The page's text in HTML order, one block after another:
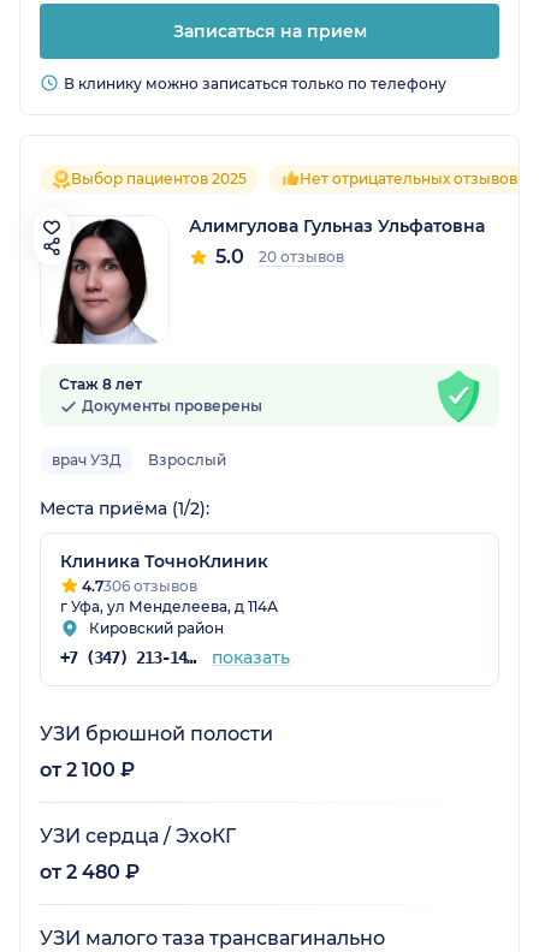
Записаться на прием
В клинику можно записаться только по телефону
Выбор пациентов 2025 Нет отрицательных отзывов
Алимгулова Гульназ Ульфатовна
5.0 20 отзывов
Стаж 8 лет
Документы проверены
врач УЗД Взрослый
Места приёма (1/2):
Клиника ТочноКлиник
4.7306 отзывов
г Уфа, ул Менделеева, д 114А
Кировский район
+7 (347) 213-14-72 показать
УЗИ брюшной полости
от 2 100 ₽
УЗИ сердца / ЭхоКГ
от 2 480 ₽
УЗИ малого таза трансвагинально